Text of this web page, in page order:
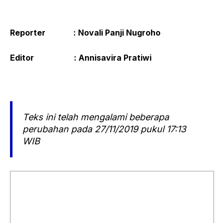
Reporter : Novali Panji Nugroho
Editor : Annisavira Pratiwi
Teks ini telah mengalami beberapa
perubahan pada 27/11/2019 pukul 17:13
WIB